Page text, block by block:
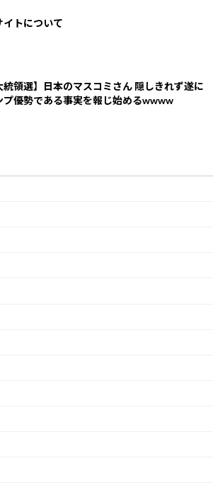
イトについて
統領選】日本のマスコミさん 隠しきれず遂に
プ優勢である事実を報じ始めるwwww